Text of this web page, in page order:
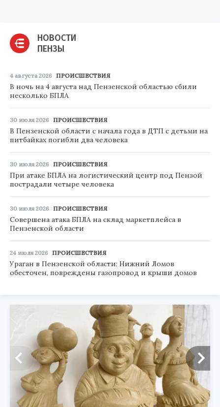
НОВОСТИ
ПЕНЗЫ
4 августа 2026 ПРОИСШЕСТВИЯ
В ночь на 4 августа над Пензенской областью сбили
несколько БПЛА
30 июля 2026 ПРОИСШЕСТВИЯ
В Пензенской области с начала года в ДТП с детьми на
питбайках погибли два человека
30 июля 2026 ПРОИСШЕСТВИЯ
При атаке БПЛА на логистический центр под Пензой
пострадали четыре человека
30 июля 2026 ПРОИСШЕСТВИЯ
Совершена атака БПЛА на склад маркетплейса в
Пензенской области
24 июля 2026 ПРОИСШЕСТВИЯ
Ураган в Пензенской области: Нижний Ломов
обесточен, повреждены газопровод и крыши домов